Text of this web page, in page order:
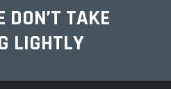
DON’T TAKE
LIGHTLY